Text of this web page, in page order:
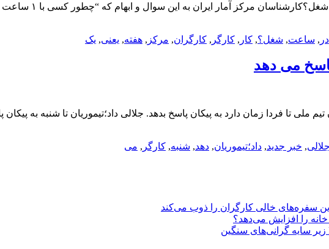
پاسخ مرکز آمار
در , ساعت, شغل؟, کار , کارگر , کارگران, مرکز , هفته, یعنی, یک
پاسخ می دهد
ملی تا فردا زمان دارد به پیکان پاسخ بدهد. جلالی داد؛تیموریان تا شنبه به
جلالی, خبر جدید, داد؛تیموریان, دهد, شنبه, کارگر , می
را افزایش می‌دهد؟
زیر سایه گرانی‌های سنگین